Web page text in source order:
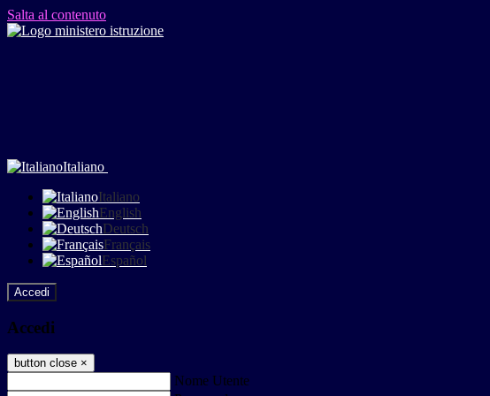
Salta al contenuto
Italiano
Italiano
English
Deutsch
Français
Español
Accedi
Accedi
button close ×
Nome Utente